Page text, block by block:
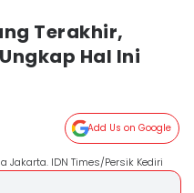
Terakhir,
Hal Ini
Add Us on Google
Jakarta. IDN Times/Persik Kediri